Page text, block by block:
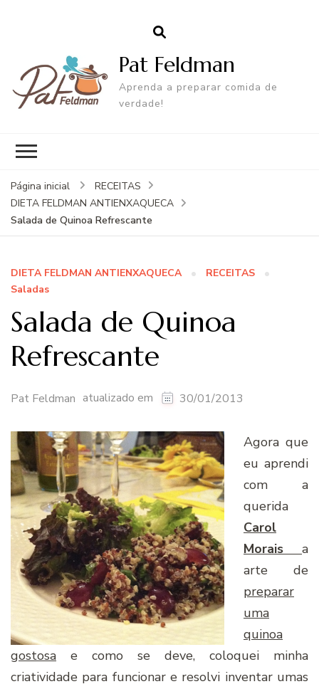
Pat Feldman
Aprenda a preparar comida de
verdade!
Página inicial
RECEITAS
DIETA FELDMAN ANTIENXAQUECA
Salada de Quinoa Refrescante
DIETA FELDMAN ANTIENXAQUECA
RECEITAS
Saladas
Salada de Quinoa
Refrescante
Pat Feldman atualizado em 30/01/2013
Agora que
eu aprendi
com a
querida
Carol
Morais
a
arte de
preparar
uma
quinoa
gostosa e como se deve, coloquei minha
criatividade para funcionar e resolvi inventar umas